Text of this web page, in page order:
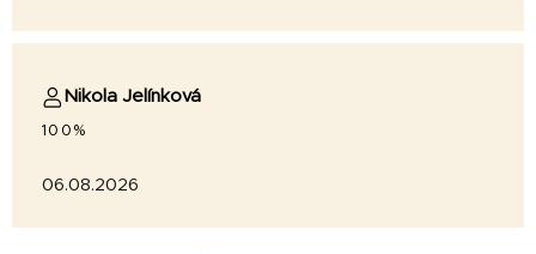
Nikola Jelínková
100%
06.08.2026